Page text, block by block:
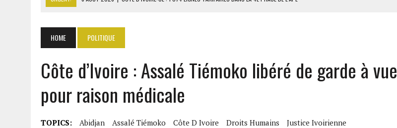
6 AOÛT 2026 | MONDIAL 2030 : INFANTINO ACCUSÉ D’AVOIR PROMIS LA FINALE AU MAROC
6 AOÛT 2026
| SÉNÉGAL : ABDOU KHADIR SOW QUITTE LE PRP POUR SOUTENIR DIOMAYE FAYE
HOME POLITIQUE
Côte d’Ivoire : Assalé Tiémoko libéré de garde à vue
pour raison médicale
TOPICS: Abidjan Assalé Tiémoko Côte D Ivoire Droits Humains
Justice Ivoirienne